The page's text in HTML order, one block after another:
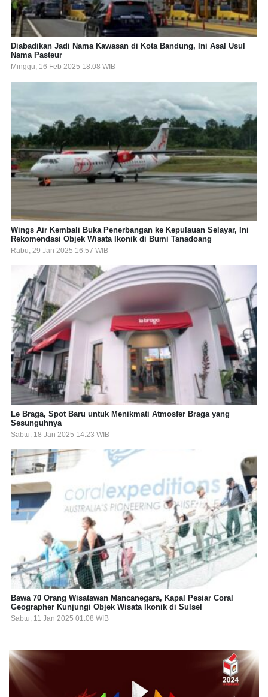
Diabadikan Jadi Nama Kawasan di Kota Bandung, Ini Asal Usul
Nama Pasteur
Minggu, 16 Feb 2025 18:08 WIB
Wings Air Kembali Buka Penerbangan ke Kepulauan Selayar, Ini
Rekomendasi Objek Wisata Ikonik di Bumi Tanadoang
Rabu, 29 Jan 2025 16:57 WIB
Le Braga, Spot Baru untuk Menikmati Atmosfer Braga yang
Sesunguhnya
Sabtu, 18 Jan 2025 14:23 WIB
Bawa 70 Orang Wisatawan Mancanegara, Kapal Pesiar Coral
Geographer Kunjungi Objek Wisata Ikonik di Sulsel
Sabtu, 11 Jan 2025 01:08 WIB